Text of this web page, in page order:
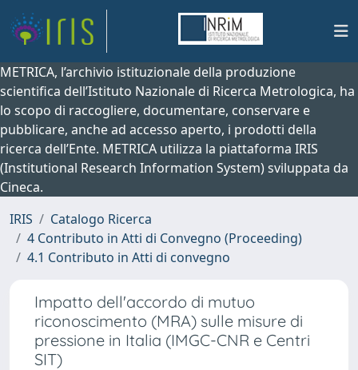
METRICA, l’archivio istituzionale della produzione
scientifica dell’Istituto Nazionale di Ricerca Metrologica, ha
lo scopo di raccogliere, documentare, conservare e
pubblicare, anche ad accesso aperto, i prodotti della
ricerca dell’Ente. METRICA utilizza la piattaforma IRIS
(Institutional Research Information System) sviluppata da
Cineca.
IRIS
Catalogo Ricerca
4 Contributo in Atti di Convegno (Proceeding)
4.1 Contributo in Atti di convegno
Impatto dell'accordo di mutuo
riconoscimento (MRA) sulle misure di
pressione in Italia (IMGC-CNR e Centri
SIT)